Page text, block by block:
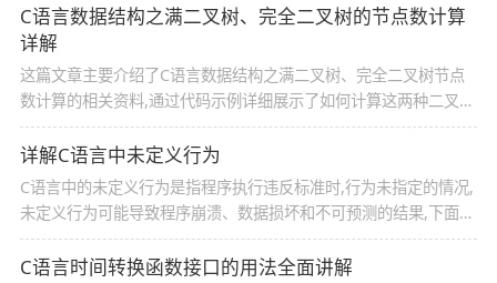
了在C++中测量代码执行时间的两种方法,需要的朋友可以参考下
C语言数据结构之满二叉树、完全二叉树的节点数计算
详解
这篇文章主要介绍了C语言数据结构之满二叉树、完全二叉树节点
数计算的相关资料,通过代码示例详细展示了如何计算这两种二叉树
的节点数量,包括总节点数、叶子数、度为1和度为2的节点数,需要
的朋友可以参考下
详解C语言中未定义行为
C语言中的未定义行为是指程序执行违反标准时,行为未指定的情况,
未定义行为可能导致程序崩溃、数据损坏和不可预测的结果,下面就
来介绍几种常见未定义行为的例子,感兴趣的可以了解一下
C语言时间转换函数接口的用法全面讲解